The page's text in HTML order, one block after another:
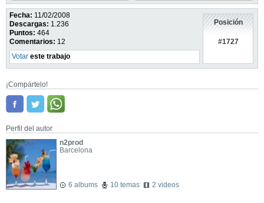
Fecha: 11/02/2008
Descargas: 1.236
Puntos: 464
Comentarios: 12
Votar este trabajo
Posición
#1727
¡Compártelo!
Perfil del autor
n2prod
Barcelona
6 albums 10 temas 2 videos